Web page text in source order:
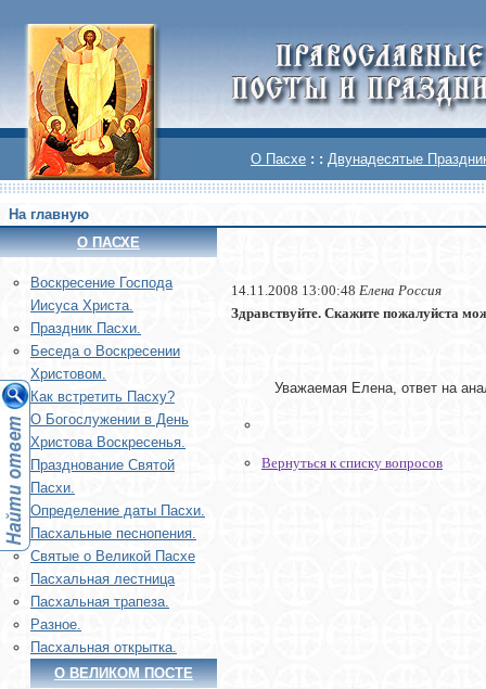
О Пасхе : : Двунадесятые
На главную
О ПАСХЕ
Воскреcение Господа
Иисуса Христа.
Праздник Пасхи.
Беседа о Воскресении
Христовом.
Как встретить Пасху?
О Богослужении в День
Христова Воскресенья.
Празднование Святой
Пасхи.
Определение даты Пасхи.
Пасхальные песнопения.
Святые о Великой Пасхе
Пасхальная лестница
Пасхальная трапеза.
Разное.
Пасхальная открытка.
О ВЕЛИКОМ ПОСТЕ
14.11.2008 13:00:48 Елена Россия
Здравствуйте. Скажите пожалуйста
Уважаемая Елена, ответ на
Вернуться к списку вопросов